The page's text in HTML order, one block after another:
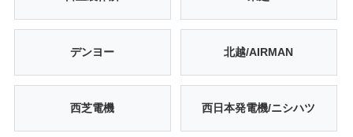
デンヨー 北越/AIRMAN
西芝電機 西日本発電機/ニシハツ